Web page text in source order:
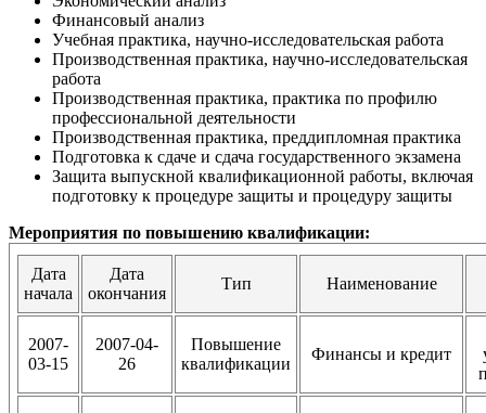
Финансовый анализ
Учебная практика, научно-исследовательская работа
Производственная практика, научно-исследовательская
работа
Производственная практика, практика по профилю
профессиональной деятельности
Производственная практика, преддипломная практика
Подготовка к сдаче и сдача государственного экзамена
Защита выпускной квалификационной работы, включая
подготовку к процедуре защиты и процедуру защиты
Мероприятия по повышению квалификации:
Дата
начала
Дата
окончания
Тип Наименование
2007-
03-15
2007-04-
26
Повышение
квалификации
Финансы и кредит